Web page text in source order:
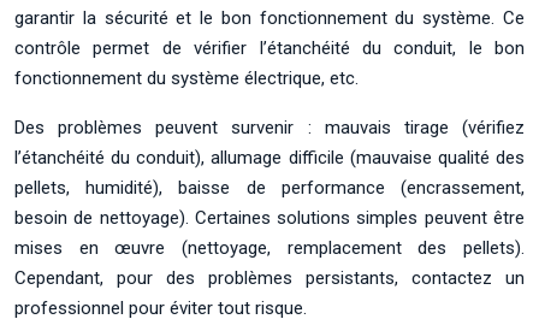
garantir la sécurité et le bon fonctionnement du système. Ce
contrôle permet de vérifier l’étanchéité du conduit, le bon
fonctionnement du système électrique, etc.
Des problèmes peuvent survenir : mauvais tirage (vérifiez
l’étanchéité du conduit), allumage difficile (mauvaise qualité des
pellets, humidité), baisse de performance (encrassement,
besoin de nettoyage). Certaines solutions simples peuvent être
mises en œuvre (nettoyage, remplacement des pellets).
Cependant, pour des problèmes persistants, contactez un
professionnel pour éviter tout risque.